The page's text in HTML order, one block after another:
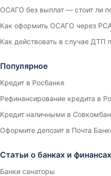
ОСАГО без выплат — стоит ли
Как оформить ОСАГО через
Как действовать в случае ДТП
Популярное
Кредит в Росбанке
Рефинансирование кредита в
Кредит наличными в
Оформите депозит в Почта
Статьи о банках и финансах
Банки санаторы